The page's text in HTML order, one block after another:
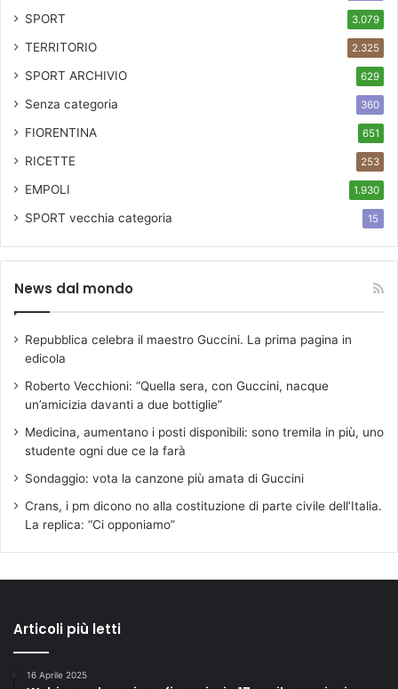
SPORT 3.079
TERRITORIO 2.325
SPORT ARCHIVIO 629
Senza categoria 360
FIORENTINA 651
RICETTE 253
EMPOLI 1.930
SPORT vecchia categoria 15
News dal mondo
Repubblica celebra il maestro Guccini. La prima pagina in
edicola
Roberto Vecchioni: “Quella sera, con Guccini, nacque
un’amicizia davanti a due bottiglie”
Medicina, aumentano i posti disponibili: sono tremila in più, uno
studente ogni due ce la farà
Sondaggio: vota la canzone più amata di Guccini
Crans, i pm dicono no alla costituzione di parte civile dell’Italia.
La replica: “Ci opponiamo”
Articoli più letti
16 Aprile 2025